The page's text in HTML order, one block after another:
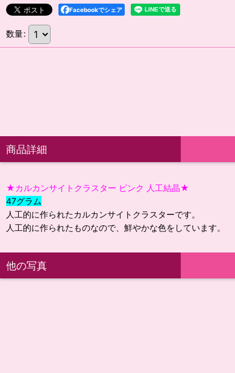
Facebookでシェア
数量:
商品詳細
★カルカンサイトクラスター ピンク 人工結晶★
47グラム
人工的に作られたカルカンサイトクラスターです。
人工的に作られたものなので、鮮やかな色をしています。
他の写真